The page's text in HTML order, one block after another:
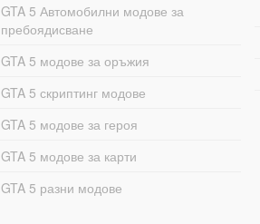
GTA 5 Автомобилни модове за
пребоядисване
GTA 5 модове за оръжия
GTA 5 скриптинг модове
GTA 5 модове за героя
GTA 5 модове за карти
GTA 5 разни модове